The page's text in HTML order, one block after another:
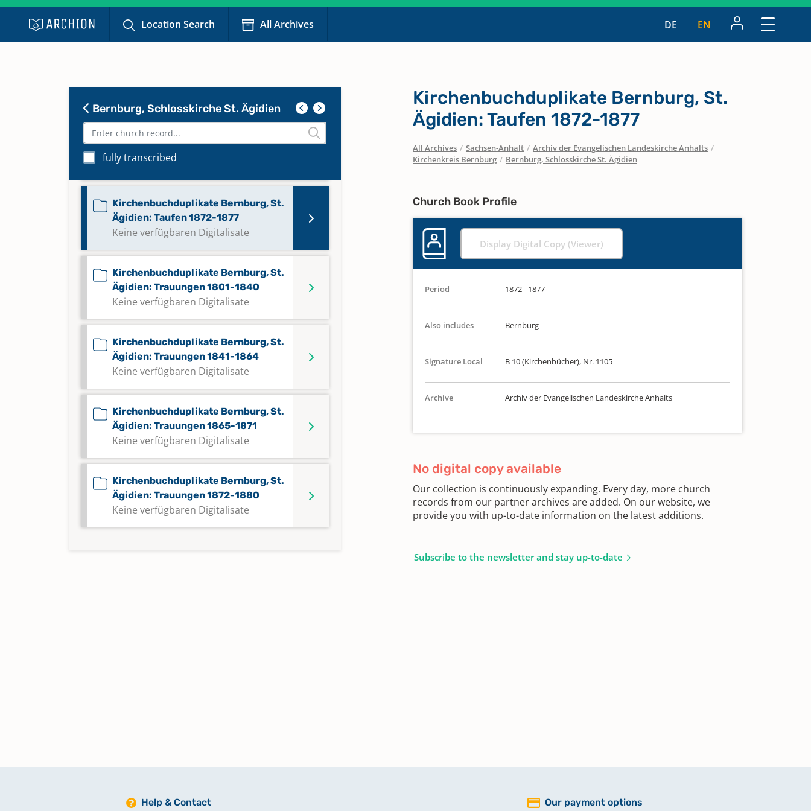
Location Search All Archives DE EN
Bernburg, Schlosskirche St. Ägidien
fully transcribed
Ägidien: Taufen 1831-1842
Keine verfügbaren Digitalisate
Kirchenbuchduplikate Bernburg, St.
Ägidien: Taufen 1870-1871
Keine verfügbaren Digitalisate
Kirchenbuchduplikate Bernburg, St.
Ägidien: Taufen 1872-1877
Keine verfügbaren Digitalisate
Kirchenbuchduplikate Bernburg, St.
Ägidien: Trauungen 1801-1840
Keine verfügbaren Digitalisate
Kirchenbuchduplikate Bernburg, St.
Ägidien: Trauungen 1841-1864
Keine verfügbaren Digitalisate
Kirchenbuchduplikate Bernburg, St.
Ägidien: Trauungen 1865-1871
Keine verfügbaren Digitalisate
Kirchenbuchduplikate Bernburg, St.
Ägidien: Trauungen 1872-1880
Keine verfügbaren Digitalisate
Kirchenbuchduplikate Bernburg, St.
Ägidien: Taufen 1872-1877
All Archives / Sachsen-Anhalt / Archiv der Evangelischen Landeskirche Anhalts /
Kirchenkreis Bernburg / Bernburg, Schlosskirche St. Ägidien
Church Book Profile
Display Digital Copy (Viewer)
Period 1872 - 1877
Also includes Bernburg
Signature Local B 10 (Kirchenbücher), Nr. 1105
Archive Archiv der Evangelischen Landeskirche Anhalts
No digital copy available
Our collection is continuously expanding. Every day, more church
records from our partner archives are added. On our website, we
provide you with up-to-date information on the latest additions.
Subscribe to the newsletter and stay up-to-date
Help & Contact Our payment options